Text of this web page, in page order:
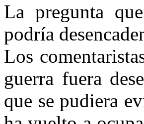
La pregunta
podría
Los
guerra fuera
que se pudiera